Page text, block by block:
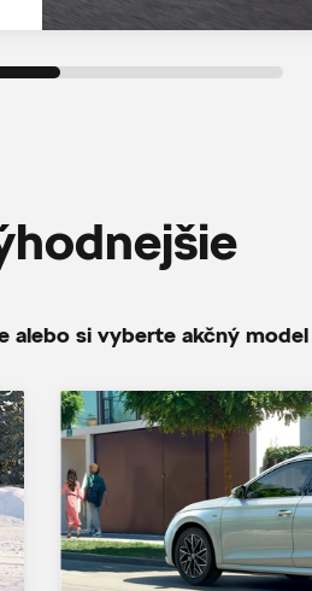
alebo si vyberte akčný